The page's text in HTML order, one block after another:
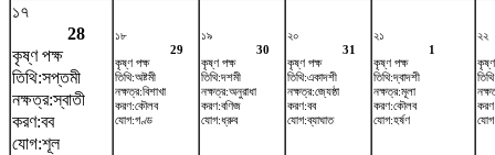
১৭
28
কৃষ্ণ পক্ষ
তিথি:সপ্তমী
নক্ষত্র:স্বাতী
করণ:বব
যোগ:শূল
১৮
29
কৃষ্ণ পক্ষ
তিথি:অষ্টমী
নক্ষত্র:বিশাখা
করণ:কৌলব
যোগ:গণ্ড
১৯
30
কৃষ্ণ পক্ষ
তিথি:দশমী
নক্ষত্র:অনুরাধা
করণ:বণিজ
যোগ:ধ্রুব
২০
31
কৃষ্ণ পক্ষ
তিথি:একাদশী
নক্ষত্র:জ্যেষ্ঠা
করণ:বব
যোগ:ব্যাঘাত
২১
1
কৃষ্ণ পক্ষ
তিথি:দ্বাদশী
নক্ষত্র:মূলা
করণ:কৌলব
যোগ:হর্ষণ
২২